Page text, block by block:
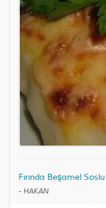
Fırında Beşamel
- HAKAN